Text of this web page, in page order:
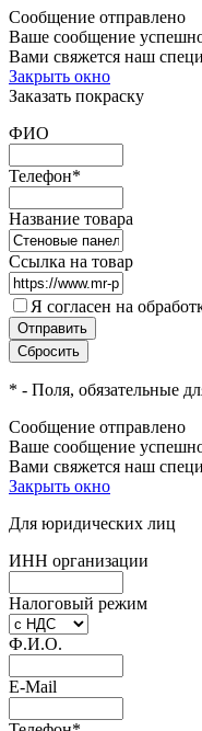
Сообщение отправлено
Ваше сообщение
Вами свяжется наш
Закрыть окно
Заказать покраску
ФИО
Телефон*
Название товара
Ссылка на товар
Я согласен на
* - Поля, обязательные
Сообщение отправлено
Ваше сообщение
Вами свяжется наш
Закрыть окно
Для юридических лиц
ИНН организации
Налоговый режим
Ф.И.О.
E-Mail